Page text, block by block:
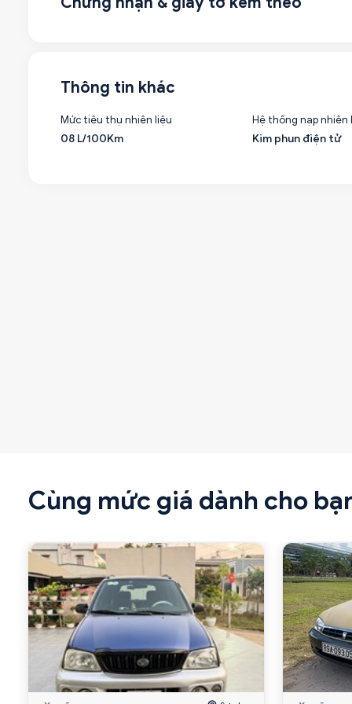
Thông tin khác
Mức tiêu thụ nhiên liệu
08 L/100Km
Hệ thống nạp nhiên
Kim phun điện tử
Cùng mức giá dành cho